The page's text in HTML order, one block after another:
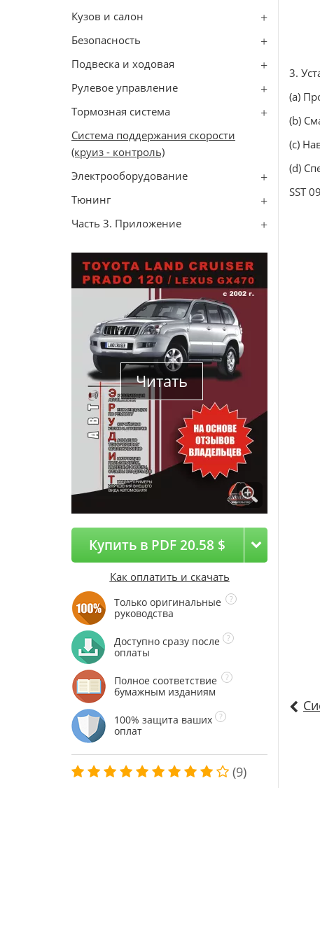
Кузов и салон
Безопасность
Подвеска и ходовая
Рулевое управление
Тормозная система
Система поддержания скорости
(круиз - контроль)
Электрооборудование
Тюнинг
Часть 3. Приложение
Читать
Купить в PDF 20.58 $
Как оплатить и скачать
Только оригинальные
руководства
Доступно сразу после
оплаты
Полное соответствие
бумажным изданиям
100% защита ваших
оплат
(9)
3.
(a)
(b)
(c)
(d)
SST